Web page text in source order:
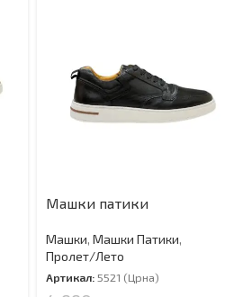
Машки патики
Машки, Машки Патики,
Пролет/Лето
Артикал: 5521 (Црна)